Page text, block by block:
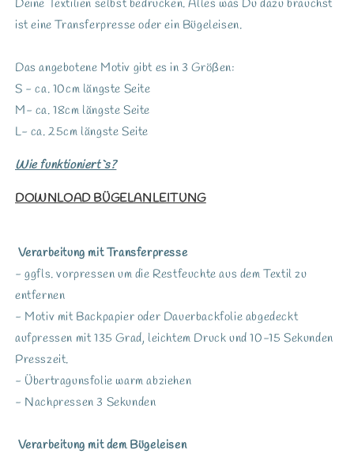
Deine Textilien selbst bedrucken. Alles was Du dazu brauchst
ist eine Transferpresse oder ein Bügeleisen.
Das angebotene Motiv gibt es in 3 Größen:
S - ca. 10cm längste Seite
M- ca. 18cm längste Seite
L- ca. 25cm längste Seite
Wie funktioniert`s?
DOWNLOAD BÜGELANLEITUNG
Verarbeitung mit Transferpresse
- ggfls. vorpressen um die Restfeuchte aus dem Textil zu
entfernen
- Motiv mit Backpapier oder Dauerbackfolie abgedeckt
aufpressen mit 135 Grad, leichtem Druck und 10-15 Sekunden
Presszeit.
- Übertragunsfolie warm abziehen
- Nachpressen 3 Sekunden
Verarbeitung mit dem Bügeleisen